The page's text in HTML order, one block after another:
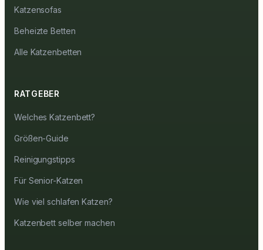
Katzensofas
Beheizte Betten
Alle Katzenbetten
RATGEBER
Welches Katzenbett?
Größen-Guide
Reinigungstipps
Für Senior-Katzen
Wie viel schlafen Katzen?
Katzenbett selber machen